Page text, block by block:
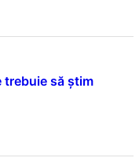
trebuie să știm